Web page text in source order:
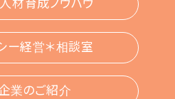
育成ノウハウ
ー経営＊相談室
業のご紹介